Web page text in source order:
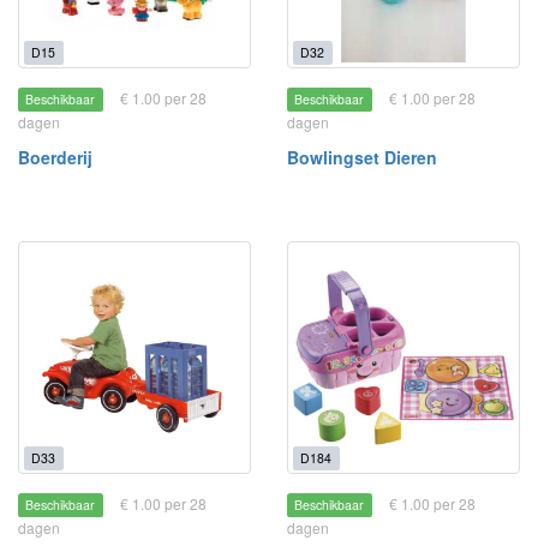
D15
Beschikbaar
€ 1.00 per 28
dagen
Boerderij
D32
Beschikbaar
€ 1.00 per 28
dagen
Bowlingset Dieren
D33
Beschikbaar
€ 1.00 per 28
dagen
D184
Beschikbaar
€ 1.00 per 28
dagen